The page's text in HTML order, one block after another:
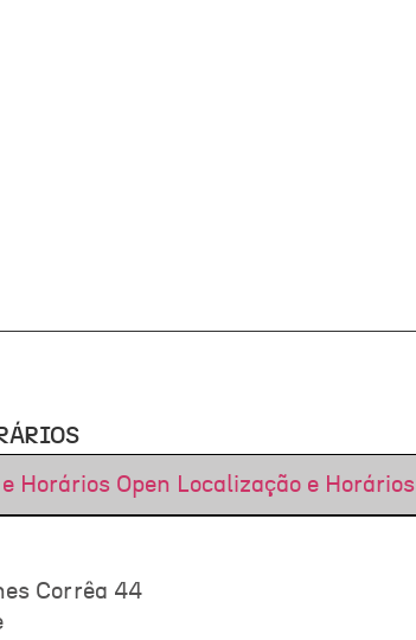
Horários Open Localização e Horários
Corrêa 44